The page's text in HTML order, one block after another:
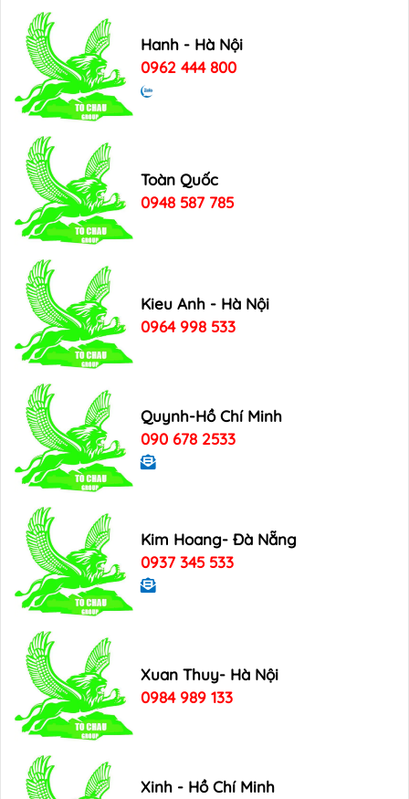
Hanh - Hà Nội
0962 444 800
Toàn Quốc
0948 587 785
Kieu Anh - Hà Nội
0964 998 533
Quynh-Hồ Chí Minh
090 678 2533
Kim Hoang- Đà Nẵng
0937 345 533
Xuan Thuy- Hà Nội
0984 989 133
Xinh - Hồ Chí Minh